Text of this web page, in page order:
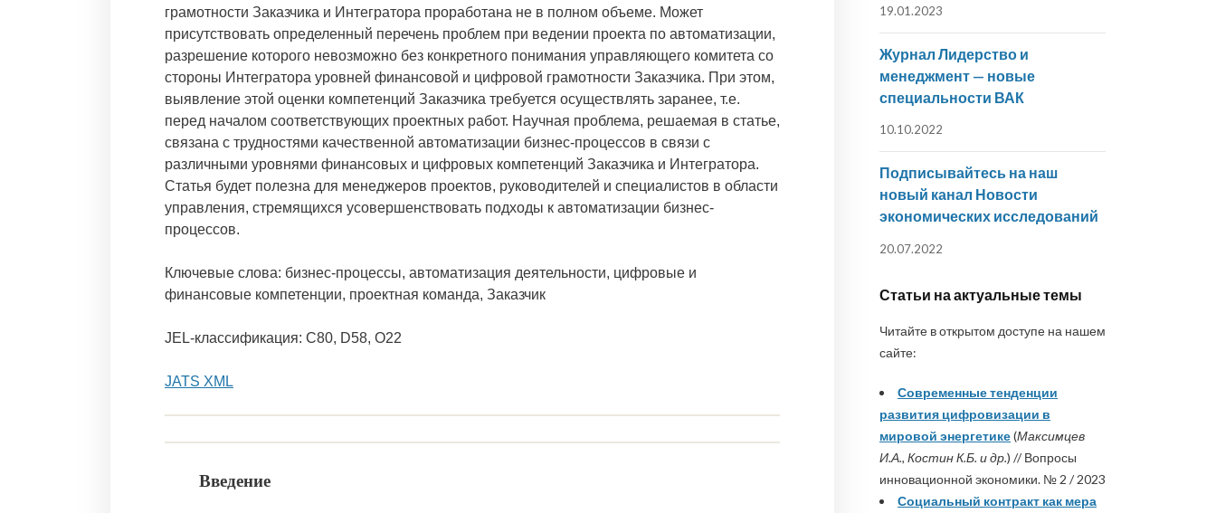
грамотности Заказчика и Интегратора проработана не в полном объеме. Может
присутствовать определенный перечень проблем при ведении проекта по автоматизации,
разрешение которого невозможно без конкретного понимания управляющего комитета со
стороны Интегратора уровней финансовой и цифровой грамотности Заказчика. При этом,
выявление этой оценки компетенций Заказчика требуется осуществлять заранее, т.е.
перед началом соответствующих проектных работ. Научная проблема, решаемая в статье,
связана с трудностями качественной автоматизации бизнес-процессов в связи с
различными уровнями финансовых и цифровых компетенций Заказчика и Интегратора.
Статья будет полезна для менеджеров проектов, руководителей и специалистов в области
управления, стремящихся усовершенствовать подходы к автоматизации бизнес-
процессов.
Ключевые слова: бизнес-процессы, автоматизация деятельности, цифровые и
финансовые компетенции, проектная команда, Заказчик
JEL-классификация: C80, D58, O22
JATS XML
Введение
19.01.2023
Журнал Лидерство и
менеджмент — новые
специальности ВАК
10.10.2022
Подписывайтесь на наш
новый канал Новости
экономических исследований
20.07.2022
Статьи на актуальные темы
Читайте в открытом доступе на нашем
сайте:
Современные тенденции
развития цифровизации в
мировой энергетике(Максимцев
И.А., Костин К.Б. и др.) // Вопросы
инновационной экономики. № 2 / 2023
Социальный контракт как мера